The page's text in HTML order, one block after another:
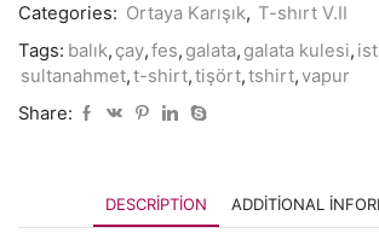
Categories: Ortaya Karışık, T-shırt V.II
Tags: balık, çay,fes, galata, galata kulesi,
sultanahmet,t-shirt,tişört,tshirt,vapur
Share:
DESCRIPTION ADDITIONAL